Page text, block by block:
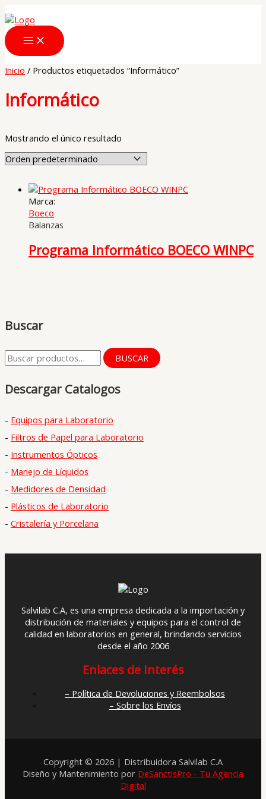
al
contenido
Buscar
B
s
a
r
p
o
r
:
BUSCAR
Descargar Catalogos
- Equipos para Laboratorio
- Filtros de Papel para Laboratorio
- Instrumentos Ópticos
- Manejo de Líquidos
- Medidores de Densidad
- Plásticos de Laboratorio
- Cristalería y Porcelana
Inicio / Productos etiquetados “Informático”
Informático
Mostrando el único resultado
Marca:
Boeco
Balanzas
Programa Informático BOECO WINPC
Salvilab C.A, es una empresa dedicada a la importación y
distribución de materiales y equipos para el control de
calidad en laboratorios en general, brindando servicios
desde el año 2006
Enlaces de Interés
– Política de Devoluciones y Reembolsos
– Sobre los Envíos
Copyright © 2026 | Distribuidora Salvilab C.A
Diseño y Mantenimiento por DeSanctisPro - Tu Agencia
Digital